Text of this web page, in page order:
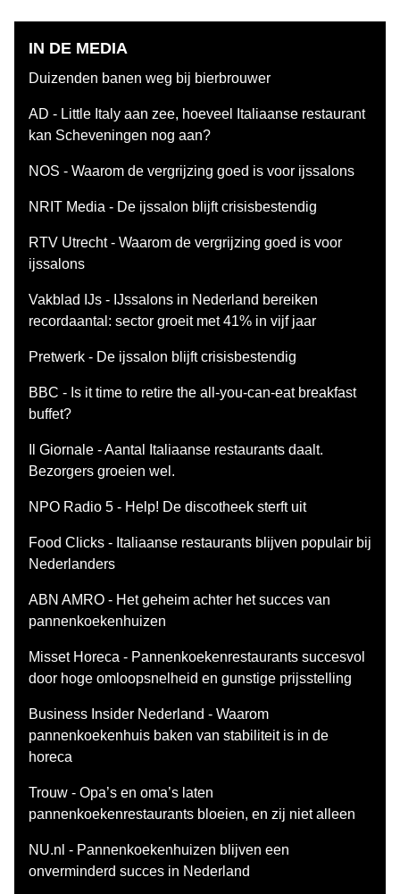
IN DE MEDIA
Duizenden banen weg bij bierbrouwer
AD - Little Italy aan zee, hoeveel Italiaanse restaurant
kan Scheveningen nog aan?
NOS - Waarom de vergrijzing goed is voor ijssalons
NRIT Media - De ijssalon blijft crisisbestendig
RTV Utrecht - Waarom de vergrijzing goed is voor
ijssalons
Vakblad IJs - IJssalons in Nederland bereiken
recordaantal: sector groeit met 41% in vijf jaar
Pretwerk - De ijssalon blijft crisisbestendig
BBC - Is it time to retire the all-you-can-eat breakfast
buffet?
Il Giornale - Aantal Italiaanse restaurants daalt.
Bezorgers groeien wel.
NPO Radio 5 - Help! De discotheek sterft uit
Food Clicks - Italiaanse restaurants blijven populair bij
Nederlanders
ABN AMRO - Het geheim achter het succes van
pannenkoekenhuizen
Misset Horeca - Pannenkoekenrestaurants succesvol
door hoge omloopsnelheid en gunstige prijsstelling
Business Insider Nederland - Waarom
pannenkoekenhuis baken van stabiliteit is in de
horeca
Trouw - Opa’s en oma’s laten
pannenkoekenrestaurants bloeien, en zij niet alleen
NU.nl - Pannenkoekenhuizen blijven een
onverminderd succes in Nederland